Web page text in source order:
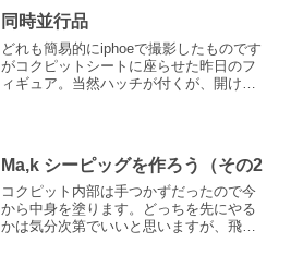
は後回し。外が終わ...
同時並行品
どれも簡易的にiphoeで撮影したものです
がコクピットシートに座らせた昨日のフ
ィギュア。当然ハッチが付くが、開けた
してクレオスのウ...
Ma,k シーピッグを作ろう（その2
コクピット内部は手つかずだったので今
から中身を塗ります。どっちを先にやる
かは気分次第でいいと思いますが、飛行